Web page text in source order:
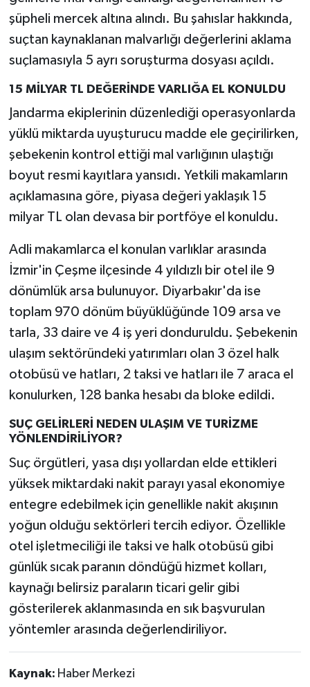
şüpheli mercek altına alındı. Bu şahıslar hakkında,
suçtan kaynaklanan malvarlığı değerlerini aklama
suçlamasıyla 5 ayrı soruşturma dosyası açıldı.
15 MİLYAR TL DEĞERİNDE VARLIĞA EL KONULDU
Jandarma ekiplerinin düzenlediği operasyonlarda
yüklü miktarda uyuşturucu madde ele geçirilirken,
şebekenin kontrol ettiği mal varlığının ulaştığı
boyut resmi kayıtlara yansıdı. Yetkili makamların
açıklamasına göre, piyasa değeri yaklaşık 15
milyar TL olan devasa bir portföye el konuldu.
Adli makamlarca el konulan varlıklar arasında
İzmir'in Çeşme ilçesinde 4 yıldızlı bir otel ile 9
dönümlük arsa bulunuyor. Diyarbakır'da ise
toplam 970 dönüm büyüklüğünde 109 arsa ve
tarla, 33 daire ve 4 iş yeri donduruldu. Şebekenin
ulaşım sektöründeki yatırımları olan 3 özel halk
otobüsü ve hatları, 2 taksi ve hatları ile 7 araca el
konulurken, 128 banka hesabı da bloke edildi.
SUÇ GELİRLERİ NEDEN ULAŞIM VE TURİZME
YÖNLENDİRİLİYOR?
Suç örgütleri, yasa dışı yollardan elde ettikleri
yüksek miktardaki nakit parayı yasal ekonomiye
entegre edebilmek için genellikle nakit akışının
yoğun olduğu sektörleri tercih ediyor. Özellikle
otel işletmeciliği ile taksi ve halk otobüsü gibi
günlük sıcak paranın döndüğü hizmet kolları,
kaynağı belirsiz paraların ticari gelir gibi
gösterilerek aklanmasında en sık başvurulan
yöntemler arasında değerlendiriliyor.
Kaynak: Haber Merkezi